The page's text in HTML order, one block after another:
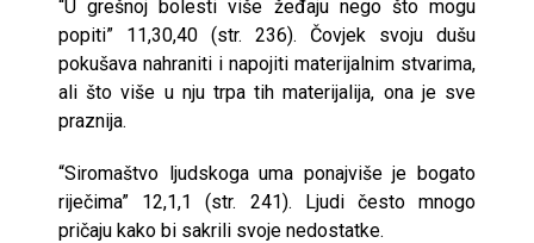
“U grešnoj bolesti više žeđaju nego što mogu
popiti” 11,30,40 (str. 236). Čovjek svoju dušu
pokušava nahraniti i napojiti materijalnim stvarima,
ali što više u nju trpa tih materijalija, ona je sve
praznija.
“Siromaštvo ljudskoga uma ponajviše je bogato
riječima” 12,1,1 (str. 241). Ljudi često mnogo
pričaju kako bi sakrili svoje nedostatke.